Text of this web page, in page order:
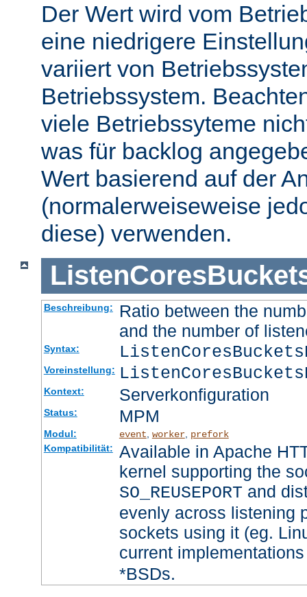
Der Wert wird vom
eine niedrigere
variiert von
Betriebssystem.
viele Betriebssyteme
was für backlog
Wert basierend auf der
(normalerweiseweise
diese) verwenden.
Beschreibung:
Ratio between the
and the number of
Syntax:
Voreinstellung:
Kontext: Serverkonfiguration
Status: MPM
Modul: event worker, prefork
Kompatibilität:
Available in Apache
kernel supporting the
SO_REUSEPORT and
evenly across listening
sockets using it (eg.
current
*BSDs.